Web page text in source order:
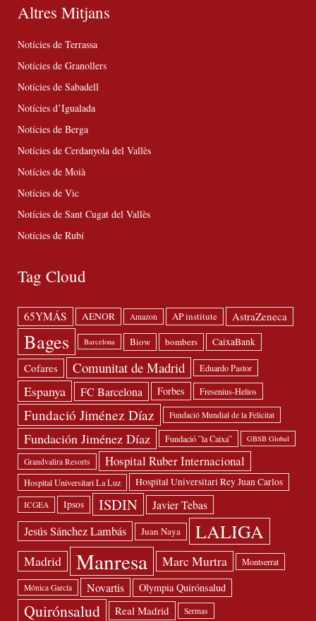
Altres Mitjans
Notícies de Terrassa
Notícies de Granollers
Notícies de Sabadell
Notícies d’Igualada
Notícies de Berga
Notícies de Cerdanyola del Vallès
Notícies de Moià
Notícies de Vic
Notícies de Sant Cugat del Vallès
Notícies de Rubí
Tag Cloud
65YMÁS AENOR Amazon AP institute AstraZeneca
Bages Barcelona Biow bombers CaixaBank
Cofares Comunitat de Madrid Eduardo Pastor
Espanya FC Barcelona Forbes Fresenius-Helios
Fundació Jiménez Díaz Fundació Mundial de la Felicitat
Fundación Jiménez Díaz Fundació ”la Caixa” GBSB Global
Grandvalira Resorts Hospital Ruber Internacional
Hospital Universitari La Luz Hospital Universitari Rey Juan Carlos
ICGEA Ipsos ISDIN Javier Tebas
Jesús Sánchez Lambás Juan Naya LALIGA
Madrid Manresa Marc Murtra Montserrat
Mónica García Novartis Olympia Quirónsalud
Quirónsalud Real Madrid Sermas